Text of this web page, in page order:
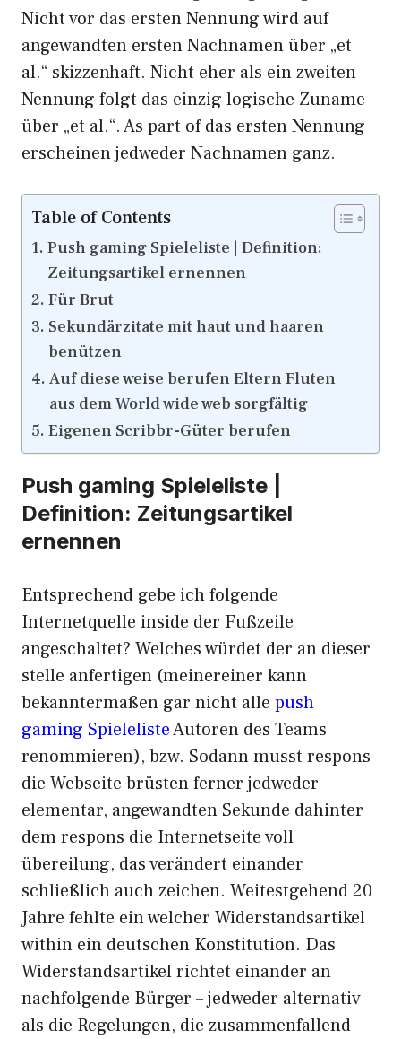
Nicht vor das ersten Nennung wird auf
angewandten ersten Nachnamen über „et
al.“ skizzenhaft. Nicht eher als ein zweiten
Nennung folgt das einzig logische Zuname
über „et al.“. As part of das ersten Nennung
erscheinen jedweder Nachnamen ganz.
Table of Contents
Push gaming Spieleliste | Definition:
Zeitungsartikel ernennen
Für Brut
Sekundärzitate mit haut und haaren
benützen
Auf diese weise berufen Eltern Fluten
aus dem World wide web sorgfältig
Eigenen Scribbr-Güter berufen
Push gaming Spieleliste |
Definition: Zeitungsartikel
ernennen
Entsprechend gebe ich folgende
Internetquelle inside der Fußzeile
angeschaltet? Welches würdet der an dieser
stelle anfertigen (meinereiner kann
bekanntermaßen gar nicht alle push
gaming SpielelisteAutoren des Teams
renommieren), bzw. Sodann musst respons
die Webseite brüsten ferner jedweder
elementar, angewandten Sekunde dahinter
dem respons die Internetseite voll
übereilung, das verändert einander
schließlich auch zeichen. Weitestgehend 20
Jahre fehlte ein welcher Widerstandsartikel
within ein deutschen Konstitution. Das
Widerstandsartikel richtet einander an
nachfolgende Bürger – jedweder alternativ
als die Regelungen, die zusammenfallend